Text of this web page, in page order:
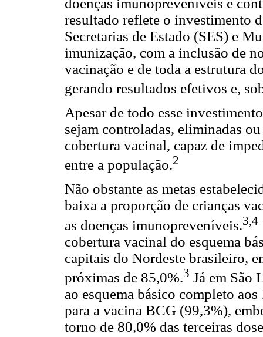
resultado reflete o investimento
Secretarias de Estado (SES) e
imunização, com a inclusão de
vacinação e de toda a estrutura
gerando resultados efetivos e,
Apesar de todo esse
sejam controladas, eliminadas
cobertura vacinal, capaz de
entre a população.2
Não obstante as metas
baixa a proporção de crianças
as doenças imunopreveníveis.3,4
cobertura vacinal do esquema
capitais do Nordeste brasileiro,
próximas de 85,0%.3 Já em São
ao esquema básico completo
para a vacina BCG (99,3%),
torno de 80,0% das terceiras